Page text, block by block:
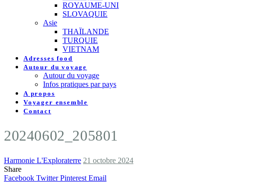
ROYAUME-UNI
SLOVAQUIE
Asie
THAÏLANDE
TURQUIE
VIETNAM
Adresses food
Autour du voyage
Autour du voyage
Infos pratiques par pays
A propos
Voyager ensemble
Contact
20240602_205801
Harmonie L'Exploraterre 21 octobre 2024
Share
Facebook Twitter Pinterest Email